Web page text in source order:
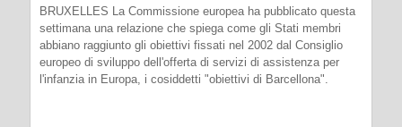
BRUXELLES La Commissione europea ha pubblicato questa
settimana una relazione che spiega come gli Stati membri
abbiano raggiunto gli obiettivi fissati nel 2002 dal Consiglio
europeo di sviluppo dell'offerta di servizi di assistenza per
l'infanzia in Europa, i cosiddetti "obiettivi di Barcellona".